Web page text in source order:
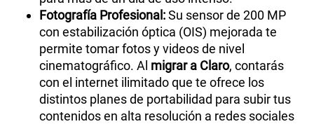
Fotografía Profesional:Su sensor de 200 MP
con estabilización óptica (OIS) mejorada te
permite tomar fotos y videos de nivel
cinematográfico. Al migrar a Claro, contarás
con el internet ilimitado que te ofrece los
distintos planes de portabilidad para subir tus
contenidos en alta resolución a redes sociales